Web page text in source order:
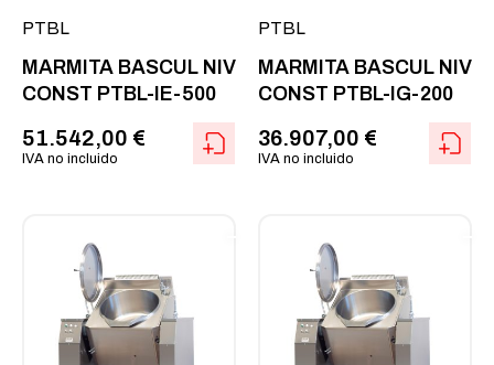
PTBL
MARMITA BASCUL NIV
CONST PTBL-IE-500
51.542,00 €
IVA no incluido
PTBL
MARMITA BASCUL NIV
CONST PTBL-IG-200
36.907,00 €
IVA no incluido